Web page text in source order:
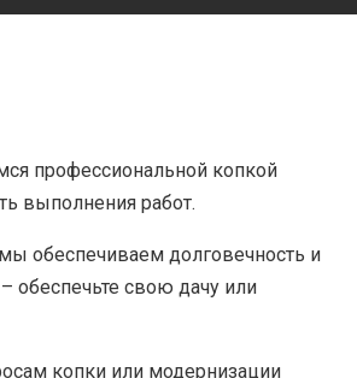
профессиональной копкой
выполнения работ.
обеспечиваем долговечность и
обеспечьте свою дачу или
копки или модернизации